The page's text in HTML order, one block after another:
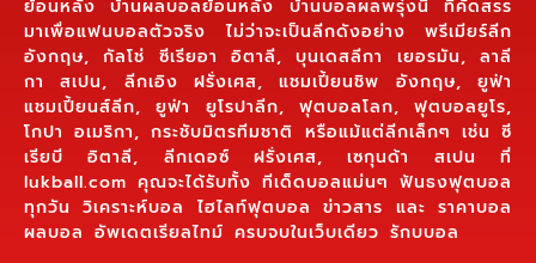
ย้อนหลัง บ้านผลบอลย้อนหลัง บ้านบอลผลพรุ่งนี้ ที่คัดสรร
มาเพื่อแฟนบอลตัวจริง ไม่ว่าจะเป็นลีกดังอย่าง พรีเมียร์ลีก
อังกฤษ, กัลโช่ ซีเรียอา อิตาลี, บุนเดสลีกา เยอรมัน, ลาลี
กา สเปน, ลีกเอิง ฝรั่งเศส, แชมเปี้ยนชิพ อังกฤษ, ยูฟ่า
แชมเปี้ยนส์ลีก, ยูฟ่า ยูโรปาลีก, ฟุตบอลโลก, ฟุตบอลยูโร,
โกปา อเมริกา, กระชับมิตรทีมชาติ หรือแม้แต่ลีกเล็กๆ เช่น ซี
เรียบี อิตาลี, ลีกเดอซ์ ฝรั่งเศส, เซกุนด้า สเปน ที่
lukball.com คุณจะได้รับทั้ง ทีเด็ดบอลแม่นๆ ฟันธงฟุตบอล
ทุกวัน วิเคราะห์บอล ไฮไลท์ฟุตบอล ข่าวสาร และ ราคาบอล
ผลบอล อัพเดตเรียลไทม์ ครบจบในเว็บเดียว รักบบอล